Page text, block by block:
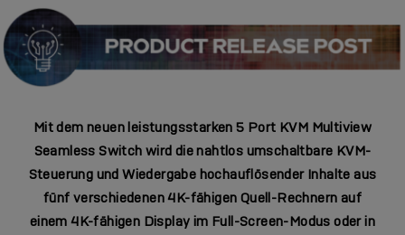
Mit dem neuen leistungsstarken 5 Port KVM Multiview
Seamless Switch wird die nahtlos umschaltbare KVM-
Steuerung und Wiedergabe hochauflösender Inhalte aus
fünf verschiedenen 4K-fähigen Quell-Rechnern auf
einem 4K-fähigen Display im Full-Screen-Modus oder in